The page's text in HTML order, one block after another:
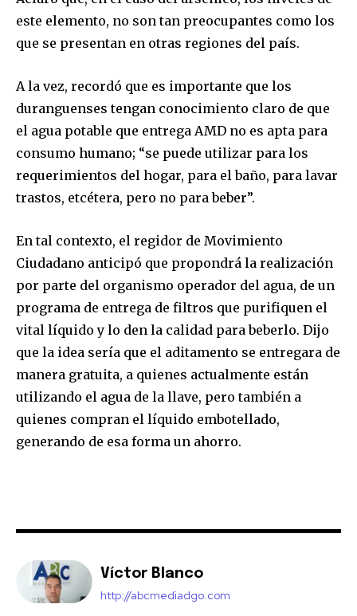
este elemento, no son tan preocupantes como los
que se presentan en otras regiones del país.
A la vez, recordó que es importante que los
duranguenses tengan conocimiento claro de que
el agua potable que entrega AMD no es apta para
consumo humano; “se puede utilizar para los
requerimientos del hogar, para el baño, para lavar
trastos, etcétera, pero no para beber”.
En tal contexto, el regidor de Movimiento
Ciudadano anticipó que propondrá la realización
por parte del organismo operador del agua, de un
programa de entrega de filtros que purifiquen el
vital líquido y lo den la calidad para beberlo. Dijo
que la idea sería que el aditamento se entregara de
manera gratuita, a quienes actualmente están
utilizando el agua de la llave, pero también a
quienes compran el líquido embotellado,
generando de esa forma un ahorro.
Víctor Blanco
http://abcmediadgo.com